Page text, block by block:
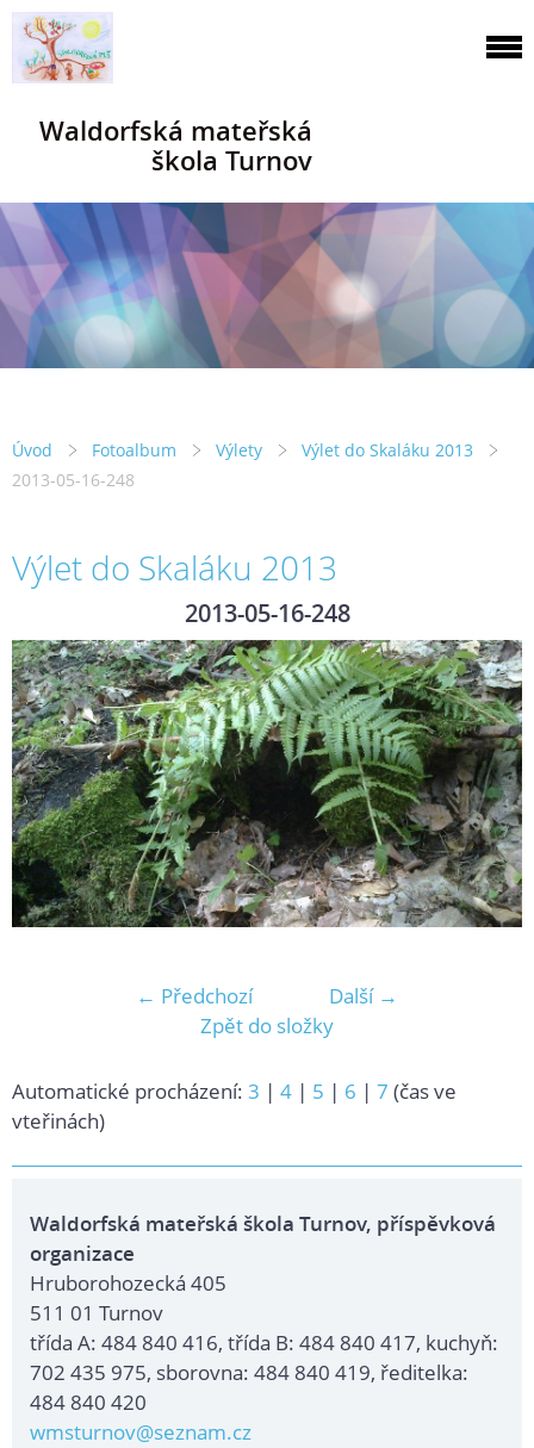
Waldorfská mateřská
škola Turnov
Úvod Fotoalbum Výlety
Výlet do Skaláku 2013
2013-05-16-248
Výlet do Skaláku 2013
2013-05-16-248
← Předchozí
Další →
Zpět do složky
Automatické procházení: 3 | 4 | 5 | 6 | 7 (čas ve
vteřinách)
Waldorfská mateřská škola Turnov, příspěvková
organizace
Hruborohozecká 405
511 01 Turnov
třída A: 484 840 416, třída B: 484 840 417, kuchyň:
702 435 975, sborovna: 484 840 419, ředitelka:
484 840 420
wmsturnov@seznam.cz